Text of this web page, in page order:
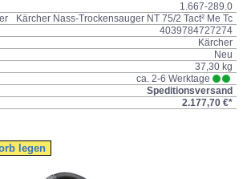
1.667-289.0
Kärcher Nass-Trockensauger NT 75/2 Tact² Me Tc
4039784727274
Kärcher
Neu
37,30 kg
ca. 2-6 Werktage
Speditionsversand
2.177,70 €*